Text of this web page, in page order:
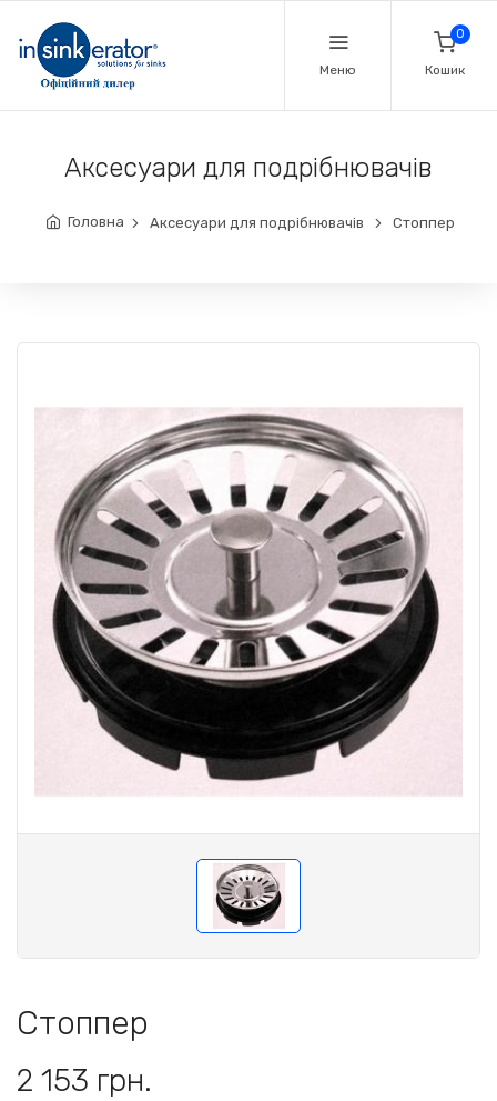
Меню
0
Кошик
Аксесуари для подрібнювачів
Головна Аксесуари для подрібнювачів Стоппер
Стоппер
2 153 грн.